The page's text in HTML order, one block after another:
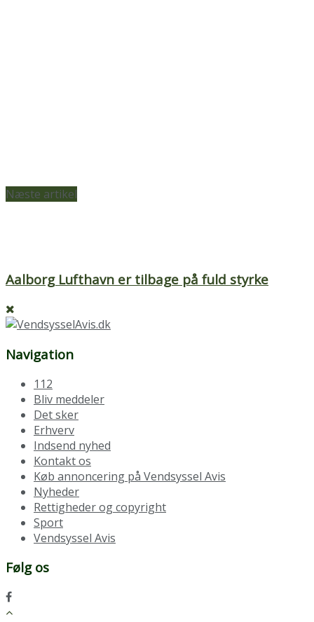
Næste artikel
Aalborg Lufthavn er tilbage på fuld styrke
Navigation
112
Bliv meddeler
Det sker
Erhverv
Indsend nyhed
Kontakt os
Køb annoncering på Vendsyssel Avis
Nyheder
Rettigheder og copyright
Sport
Vendsyssel Avis
Følg os